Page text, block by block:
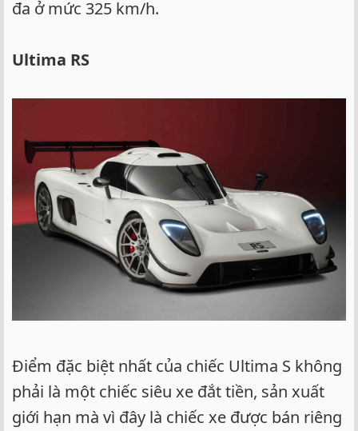
đa ở mức 325 km/h.
Ultima RS
Điểm đặc biệt nhất của chiếc Ultima S không
phải là một chiếc siêu xe đắt tiền, sản xuất
giới hạn mà vì đây là chiếc xe được bán riêng